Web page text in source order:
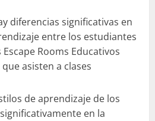
diferencias significativas en
entre los estudiantes
Rooms Educativos
que asisten a clases
de aprendizaje de los
en la